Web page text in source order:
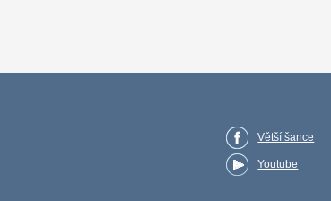
Větší šance
Youtube